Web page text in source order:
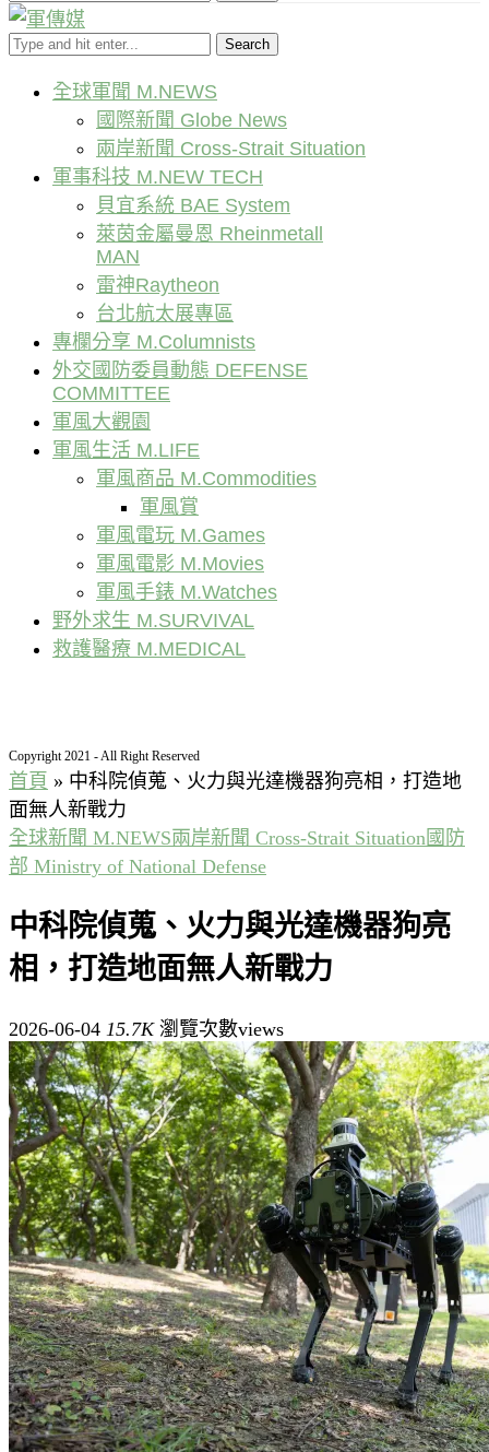
Search
全球軍聞 M.NEWS
國際新聞 Globe News
兩岸新聞 Cross-Strait Situation
軍事科技 M.NEW TECH
貝宜系統 BAE System
萊茵金屬曼恩 Rheinmetall
MAN
雷神Raytheon
台北航太展專區
專欄分享 M.Columnists
外交國防委員動態 DEFENSE
COMMITTEE
軍風大觀園
軍風生活 M.LIFE
軍風商品 M.Commodities
軍風賞
軍風電玩 M.Games
軍風電影 M.Movies
軍風手錶 M.Watches
野外求生 M.SURVIVAL
救護醫療 M.MEDICAL
Copyright 2021 - All Right Reserved
首頁 » 中科院偵蒐、火力與光達機器狗亮相，打造地
面無人新戰力
全球新聞 M.NEWS兩岸新聞 Cross-Strait Situation國防
部 Ministry of National Defense
中科院偵蒐、火力與光達機器狗亮
相，打造地面無人新戰力
2026-06-04 15.7K瀏覽次數views